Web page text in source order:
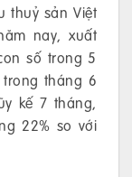
thuỷ sản Việt
nay, xuất
số trong 5
tháng 6
kế 7 tháng,
22% so với